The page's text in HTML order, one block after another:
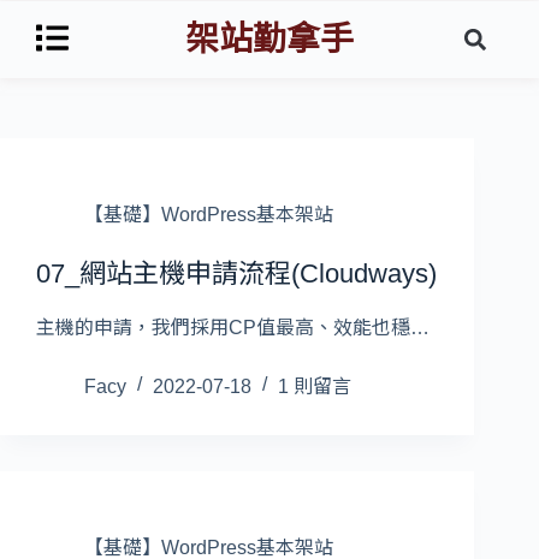
架站勤拿手
【基礎】WordPress基本架站
07_網站主機申請流程(Cloudways)
主機的申請，我們採用CP值最高、效能也穩…
Facy 2022-07-18 1 則留言
【基礎】WordPress基本架站